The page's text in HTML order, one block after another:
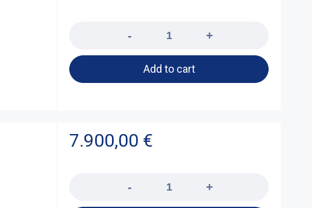
Add to cart
7.900,00 €